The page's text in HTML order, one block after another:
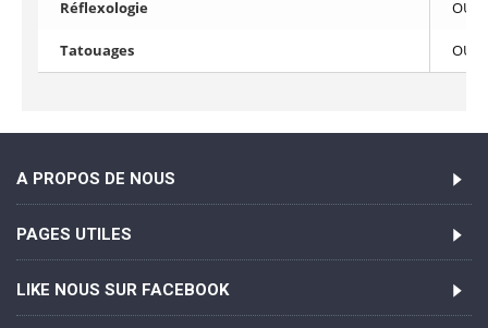
Réflexologie OUI
Tatouages OUI
A PROPOS DE NOUS
PAGES UTILES
LIKE NOUS SUR FACEBOOK